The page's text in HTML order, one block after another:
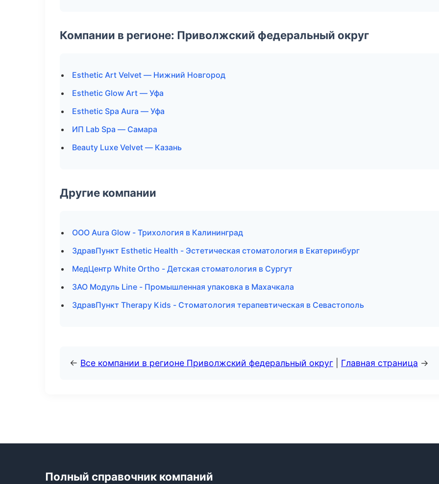
Компании в регионе: Приволжский федеральный округ
Esthetic Art Velvet — Нижний Новгород
Esthetic Glow Art — Уфа
Esthetic Spa Aura — Уфа
ИП Lab Spa — Самара
Beauty Luxe Velvet — Казань
Другие компании
ООО Aura Glow - Трихология в Калининград
ЗдравПункт Esthetic Health - Эстетическая стоматология в Екатеринбург
МедЦентр White Ortho - Детская стоматология в Сургут
ЗАО Модуль Line - Промышленная упаковка в Махачкала
ЗдравПункт Therapy Kids - Стоматология терапевтическая в Севастополь
← Все компании в регионе Приволжский федеральный округ Главная страница →
Полный справочник компаний